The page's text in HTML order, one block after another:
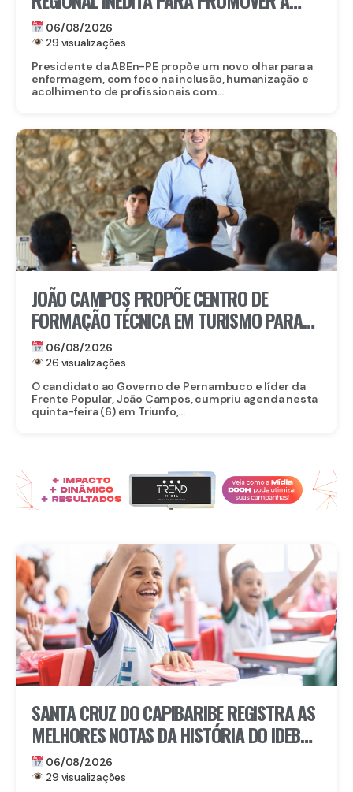
INCLUSÃO DE ENFERMEIROS PCDS E
ATÍPICOS EM PERNAMBUCO
06/08/2026
29 visualizações
Presidente da ABEn-PE propõe um novo olhar para a
enfermagem, com foco na inclusão, humanização e
acolhimento de profissionais com...
JOÃO CAMPOS PROPÕE CENTRO DE
FORMAÇÃO TÉCNICA EM TURISMO PARA
FORTALECER TRIUNFO
06/08/2026
26 visualizações
O candidato ao Governo de Pernambuco e líder da
Frente Popular, João Campos, cumpriu agenda nesta
quinta-feira (6) em Triunfo,...
SANTA CRUZ DO CAPIBARIBE REGISTRA AS
MELHORES NOTAS DA HISTÓRIA DO IDEB
NA REDE MUNICIPAL
06/08/2026
29 visualizações